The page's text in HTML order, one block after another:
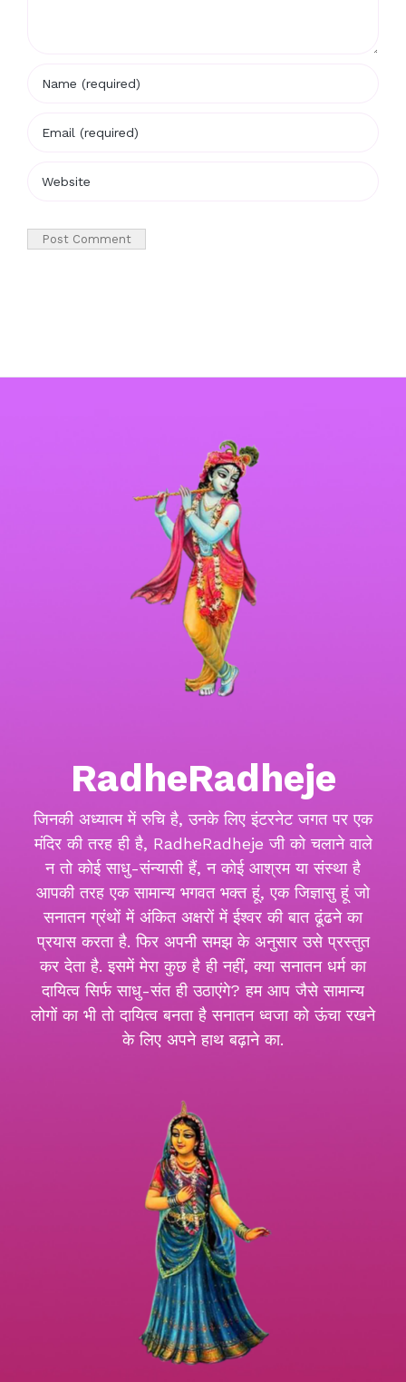
RadheRadheje
जिनकी अध्यात्म में रुचि है, उनके लिए इंटरनेट जगत पर एक
मंदिर की तरह ही है, RadheRadheje जी को चलाने वाले
न तो कोई साधु-संन्यासी हैं, न कोई आश्रम या संस्था है
आपकी तरह एक सामान्य भगवत भक्त हूं, एक जिज्ञासु हूं जो
सनातन ग्रंथों में अंकित अक्षरों में ईश्वर की बात ढूंढने का
प्रयास करता है. फिर अपनी समझ के अनुसार उसे प्रस्तुत
कर देता है. इसमें मेरा कुछ है ही नहीं, क्या सनातन धर्म का
दायित्व सिर्फ साधु-संत ही उठाएंगे? हम आप जैसे सामान्य
लोगों का भी तो दायित्व बनता है सनातन ध्वजा को ऊंचा रखने
के लिए अपने हाथ बढ़ाने का.